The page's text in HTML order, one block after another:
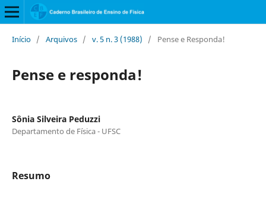
Início / Arquivos / v. 5 n. 3 (1988) / Pense e Responda!
Pense e responda!
Sônia Silveira Peduzzi
Departamento de Física - UFSC
Resumo